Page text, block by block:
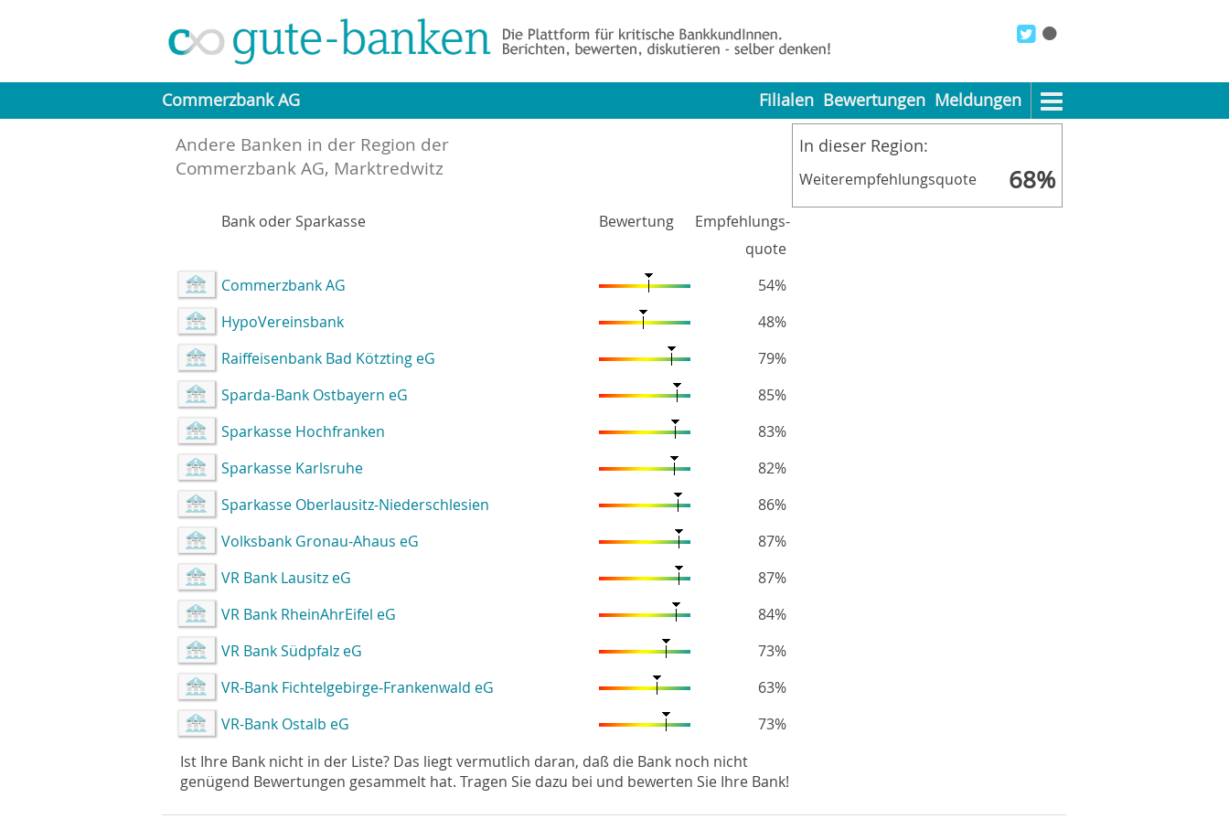
Commerzbank AG Filialen Bewertungen Meldungen
In dieser Region:
Weiterempfehlungsquote 68%
Andere Banken in der Region der
Commerzbank AG, Marktredwitz
Bank oder Sparkasse Bewertung
Empfehlungs-
quote
Commerzbank AG
54%
HypoVereinsbank
48%
Raiffeisenbank Bad Kötzting eG
79%
Sparda-Bank Ostbayern eG
85%
Sparkasse Hochfranken
83%
Sparkasse Karlsruhe
82%
Sparkasse Oberlausitz-Niederschlesien
86%
Volksbank Gronau-Ahaus eG
87%
VR Bank Lausitz eG
87%
VR Bank RheinAhrEifel eG
84%
VR Bank Südpfalz eG
73%
VR-Bank Fichtelgebirge-Frankenwald eG
63%
VR-Bank Ostalb eG
73%
Ist Ihre Bank nicht in der Liste? Das liegt vermutlich daran, daß die Bank noch nicht
genügend Bewertungen gesammelt hat. Tragen Sie dazu bei und bewerten Sie Ihre Bank!